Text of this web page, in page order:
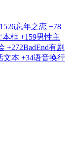
忘年之恋 +78
本框 +159男性主
+272BadEnd有剧
文本 +34语音换行